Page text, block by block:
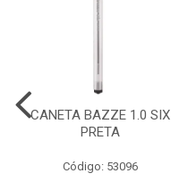
CANETA BAZZE 1.0 SIX
PRETA
Código: 53096